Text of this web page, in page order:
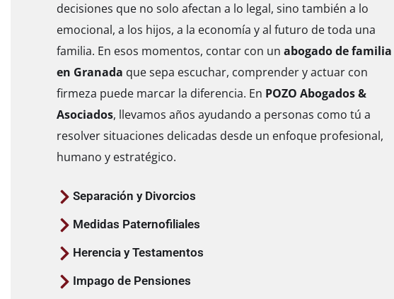
decisiones que no solo afectan a lo legal, sino también a lo
emocional, a los hijos, a la economía y al futuro de toda una
familia. En esos momentos, contar con un abogado de familia
en Granada que sepa escuchar, comprender y actuar con
firmeza puede marcar la diferencia. En POZO Abogados &
Asociados, llevamos años ayudando a personas como tú a
resolver situaciones delicadas desde un enfoque profesional,
humano y estratégico.
Separación y Divorcios
Medidas Paternofiliales
Herencia y Testamentos
Impago de Pensiones